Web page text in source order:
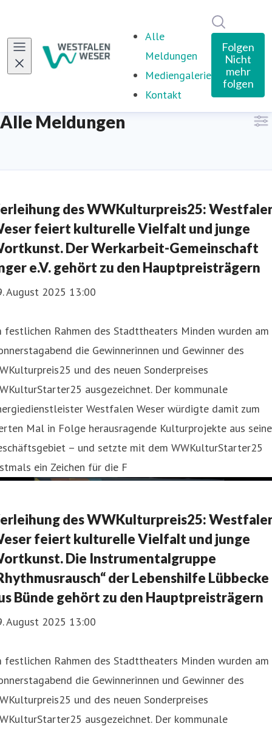
Alle
Meldungen
Mediengalerie
Kontakt
Folgen
Nicht
mehr
folgen
Alle Meldungen
des WWKulturpreis25:
feiert kulturelle Vielfalt und junge
Der Werkarbeit-Gemeinschaft
e.V. gehört zu den Hauptpreisträgern
August 2025 13:00
festlichen Rahmen des Stadttheaters Minden wurden am
die Gewinnerinnen und Gewinner des
und des neuen Sonderpreises
ausgezeichnet. Der kommunale
Westfalen Weser würdigte damit zum
Mal in Folge herausragende Kulturprojekte aus
– und setzte mit dem WWKulturStarter25
ein Zeichen für die F
des WWKulturpreis25:
feiert kulturelle Vielfalt und junge
Die Instrumentalgruppe
der Lebenshilfe Lübbecke
Bünde gehört zu den Hauptpreisträgern
August 2025 13:00
festlichen Rahmen des Stadttheaters Minden wurden am
die Gewinnerinnen und Gewinner des
und des neuen Sonderpreises
ausgezeichnet. Der kommunale